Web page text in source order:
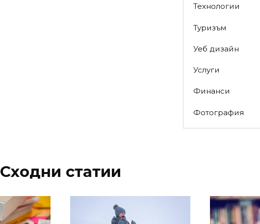
Технологии
Туризъм
Уеб дизайн
Услуги
Финанси
Фотография
Сходни статии